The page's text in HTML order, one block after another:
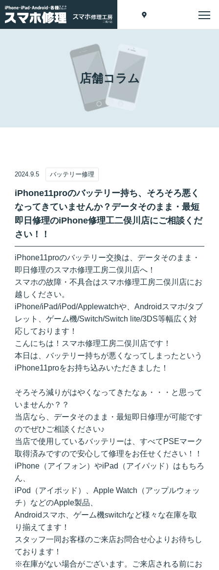
店舗コラム
2024.9.5 バッテリー修理
iPhone11proのバッテリー持ち、そろそろ悪く
なってきていませんか？データそのまま・最短
即日修理のiPhone修理工二俣川店にご相談くだ
さい！！
iPhone11proのバッテリー交換は、データそのまま・
即日修理のスマホ修理工房二俣川店へ！
スマホの故障・不具合はスマホ修理工房二俣川店にお
越しください。
iPhone/iPad/iPod/Applewatchや、Androidスマホ/タブ
レット、ゲーム機/Switch/Switch lite/3DS等幅広く対
応しております！
こんにちは！スマホ修理工房二俣川店です！
本日は、バッテリー持ちが悪くなってしまったという
iPhone11proをお持ち込みいただきました！
そろそろ減りがはやくなってきたなぁ・・・と思って
いませんか？？
当店なら、データそのまま・最短即日修理が可能です
のでぜひご相談ください♪
当店で使用しているバッテリーは、すべてPSEマーク
取得済みですので安心して修理をお任せください！！
iPhone（アイフォン）やiPad（アイパッド）はもちろ
ん、
iPod（アイポッド）、Apple Watch（アップルウォッ
チ）などのApple製品、
Androidスマホ、ゲーム機switchなど様々な在庫を取
り揃えてます！
スタッフ一同お客様のご来店お問合せ心よりお待ちし
ております！
※在庫がない場合がございます。ご来店される前にお